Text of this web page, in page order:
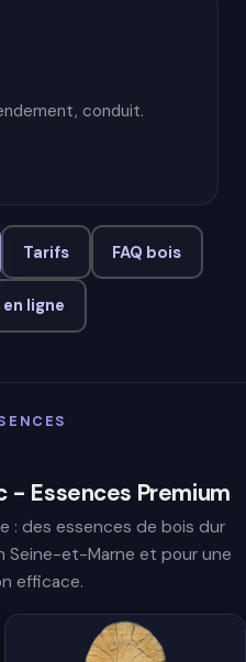
conduit.
Tarifs FAQ bois
ligne
- Essences Premium
: des essences de bois dur
Seine-et-Marne et pour une
efficace.